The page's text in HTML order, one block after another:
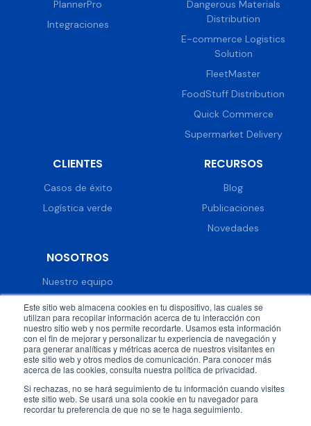
Este sitio web almacena cookies en tu dispositivo, las cuales se
utilizan para recopilar información acerca de tu interacción con
nuestro sitio web y nos permite recordarte. Usamos esta información
con el fin de mejorar y personalizar tu experiencia de navegación y
para generar analíticas y métricas acerca de nuestros visitantes en
este sitio web y otros medios de comunicación. Para conocer más
acerca de las cookies, consulta nuestra política de privacidad.
Si rechazas, no se hará seguimiento de tu información cuando visites
este sitio web. Se usará una sola cookie en tu navegador para
recordar tu preferencia de que no se te haga seguimiento.
PlannerPro
Integraciones
Dangerous Materials
Distribution
E-commerce Logistics
Solution
FleetMaster
FoodStuff Distribution
Quick Commerce
Supermarket Delivery
CLIENTES
Casos de éxito
Logística verde
RECURSOS
Blog
Publicaciones
Novedades
NOSOTROS
Nuestro equipo
Trabaja con nosotros
Prensa
Eventos
© 2026 DispatchTrack all rights reserved. Política de